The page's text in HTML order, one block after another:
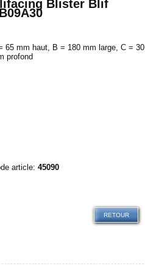
Blister Blif
65 mm haut, B = 180 mm large, C = 30
profond
article: 45090